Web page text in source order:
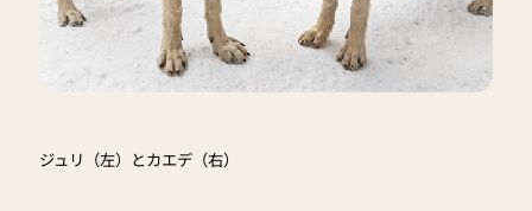
ジュリ（左）とカエデ（右）